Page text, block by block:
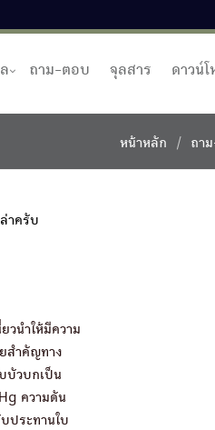
ถาม-ตอบ จุลสาร ดาวน์
หน้าหลัก ถา
าครับ
วนำให้มีความ
สำคัญทาง
บัวบกเป็น
ความดัน
ประทานใบ